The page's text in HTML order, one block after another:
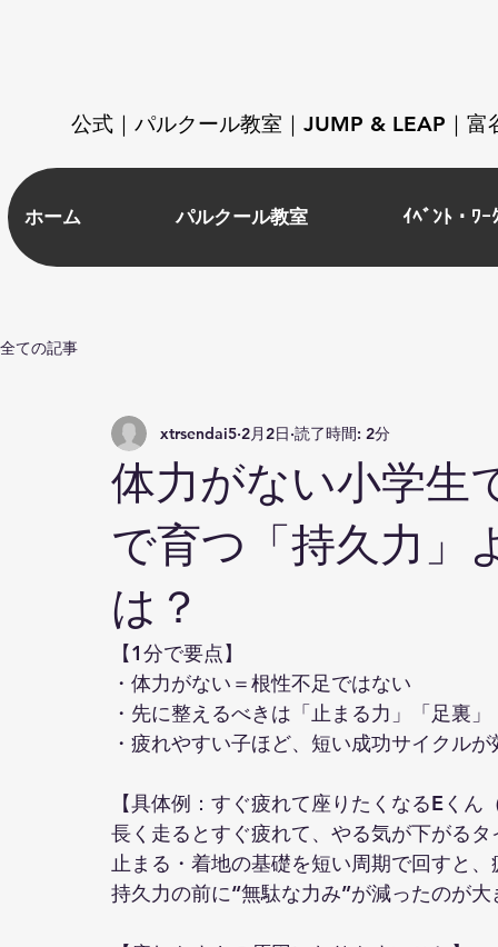
公式｜パルクール教室｜JUMP & LEAP｜
ホーム パルクール教室 ｲﾍﾞﾝﾄ・ﾜｰ
全ての記事
体力がない小学生
で育つ「持久力」
は？
xtrsendai5 2月2日 読了時間: 2分
【1分で要点】
・体力がない＝根性不足ではない
・先に整えるべきは「止まる力」「足裏
・疲れやすい子ほど、短い成功サイクルが
【具体例：すぐ疲れて座りたくなるEくん
長く走るとすぐ疲れて、やる気が下がるタ
止まる・着地の基礎を短い周期で回すと
持久力の前に“無駄な力み”が減ったのが